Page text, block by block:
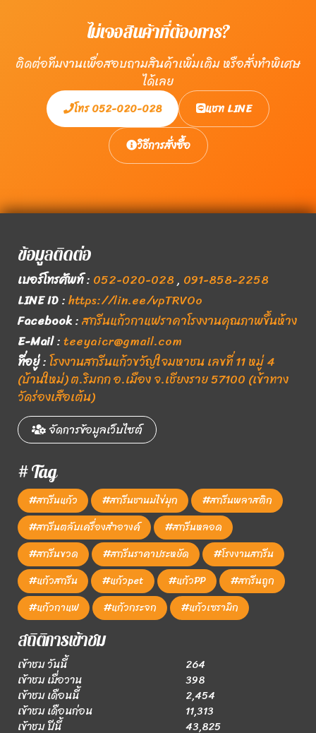
ไม่เจอสินค้าที่ต้องการ?
ติดต่อทีมงานเพื่อสอบถามสินค้าเพิ่มเติม หรือสั่งทำพิเศษ
ได้เลย
โทร 052-020-028
แชท LINE
วิธีการสั่งซื้อ
ข้อมูลติดต่อ
เบอร์โทรศัพท์: 052-020-028, 091-858-2258
LINE ID:https://lin.ee/vpTRVOo
Facebook:สกรีนแก้วกาแฟราคาโรงงานคุณภาพขึ้นห้าง
E-Mail:teeyaicr@gmail.com
ที่อยู่:โรงงานสกรีนแก้วขวัญใจมหาชน เลขที่ 11 หมู่ 4
(บ้านใหม่) ต.ริมกก อ.เมือง จ.เชียงราย 57100 (เข้าทาง
วัดร่องเสือเต้น)
จัดการข้อมูลเว็บไซต์
# Tag
#สกรีนแก้ว #สกรีนชานมไข่มุก
#สกรีนพลาสติก
#สกรีนตลับเครื่องสำอางค์
#สกรีนหลอด
#สกรีนขวด
#สกรีนราคาประหยัด
#โรงงานสกรีน
#แก้วสกรีน
#แก้วpet #แก้วPP
#สกรีนถูก
#แก้วกาแฟ
#แก้วกระจก #แก้วเซรามิก
สถิติการเข้าชม
เข้าชม วันนี้
264
เข้าชม เมื่อวาน
398
เข้าชม เดือนนี้
2,454
เข้าชม เดือนก่อน
11,313
เข้าชม ปีนี้
43,825